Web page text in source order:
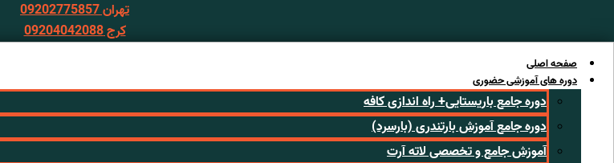
تهران 09202775857
کرج 09204042088
صفحه اصلی
دوره های آموزشی حضوری
دوره جامع باریستایی+ راه اندازی کافه
دوره جامع آموزش بارتندری (بارسرد)
آموزش جامع و تخصصی لاته آرت